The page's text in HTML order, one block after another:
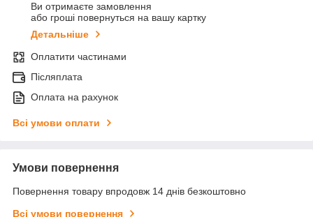
Ви отримаєте замовлення
або гроші повернуться на вашу картку
Детальніше
Оплатити частинами
Післяплата
Оплата на рахунок
Всі умови оплати
Умови повернення
Повернення товару впродовж 14 днів безкоштовно
Всі умови повернення